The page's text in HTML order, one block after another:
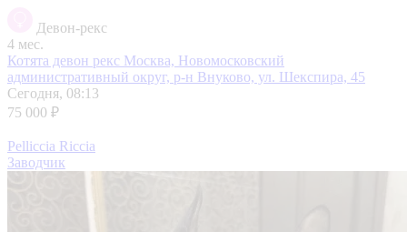
Девон-рекс
4 мес.
Котята девон рекс Москва, Новомосковский
административный округ, р-н Внуково, ул. Шекспира, 45
Сегодня, 08:13
75 000 ₽
Pelliccia Riccia
Заводчик